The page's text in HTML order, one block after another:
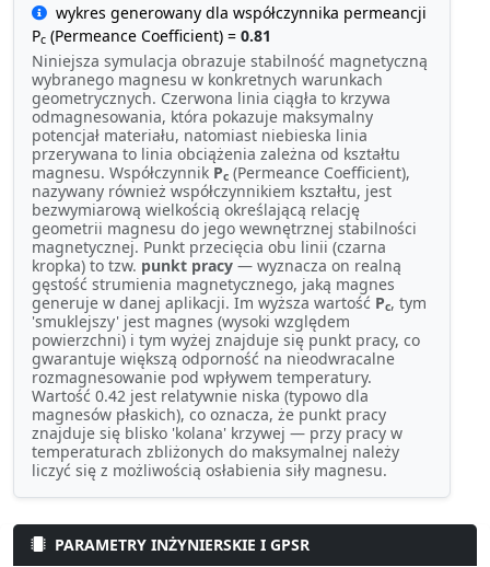
wykres generowany dla współczynnika permeancji
Pc (Permeance Coefficient) = 0.81
Niniejsza symulacja obrazuje stabilność magnetyczną
wybranego magnesu w konkretnych warunkach
geometrycznych. Czerwona linia ciągła to krzywa
odmagnesowania, która pokazuje maksymalny
potencjał materiału, natomiast niebieska linia
przerywana to linia obciążenia zależna od kształtu
magnesu. Współczynnik Pc (Permeance Coefficient),
nazywany również współczynnikiem kształtu, jest
bezwymiarową wielkością określającą relację
geometrii magnesu do jego wewnętrznej stabilności
magnetycznej. Punkt przecięcia obu linii (czarna
kropka) to tzw. punkt pracy — wyznacza on realną
gęstość strumienia magnetycznego, jaką magnes
generuje w danej aplikacji. Im wyższa wartość Pc, tym
'smuklejszy' jest magnes (wysoki względem
powierzchni) i tym wyżej znajduje się punkt pracy, co
gwarantuje większą odporność na nieodwracalne
rozmagnesowanie pod wpływem temperatury.
Wartość 0.42 jest relatywnie niska (typowo dla
magnesów płaskich), co oznacza, że punkt pracy
znajduje się blisko 'kolana' krzywej — przy pracy w
temperaturach zbliżonych do maksymalnej należy
liczyć się z możliwością osłabienia siły magnesu.
PARAMETRY INŻYNIERSKIE I GPSR